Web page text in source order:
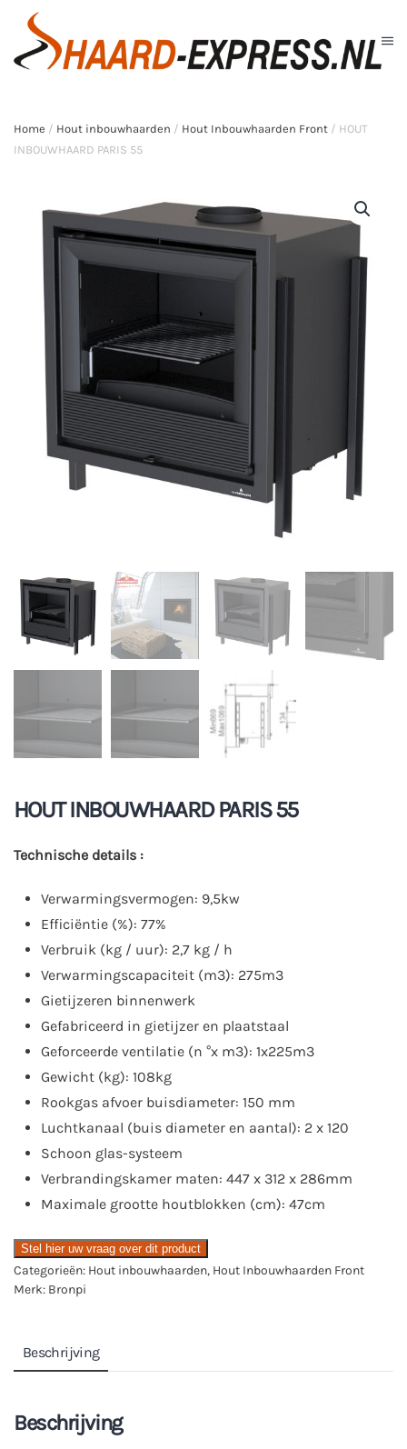
Skip to main content
Home / Hout inbouwhaarden / Hout Inbouwhaarden Front / HOUT
INBOUWHAARD PARIS 55
HOUT INBOUWHAARD PARIS 55
Technische details :
Verwarmingsvermogen: 9,5kw
Efficiëntie (%): 77%
Verbruik (kg / uur): 2,7 kg / h
Verwarmingscapaciteit (m3): 275m3
Gietijzeren binnenwerk
Gefabriceerd in gietijzer en plaatstaal
Geforceerde ventilatie (n °x m3): 1x225m3
Gewicht (kg): 108kg
Rookgas afvoer buisdiameter: 150 mm
Luchtkanaal (buis diameter en aantal): 2 x 120
Schoon glas-systeem
Verbrandingskamer maten: 447 x 312 x 286mm
Maximale grootte houtblokken (cm): 47cm
Stel hier uw vraag over dit product
Categorieën: Hout inbouwhaarden, Hout Inbouwhaarden Front
Merk: Bronpi
Beschrijving
Beschrijving